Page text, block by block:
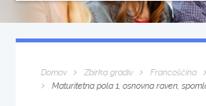
Domov Zbirka gradiv Francoščina
Maturitetna pola 1, osnovna raven,